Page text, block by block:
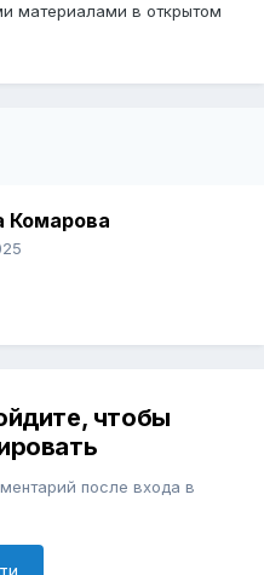
материалами в открытом
Комарова
чтобы
после входа в